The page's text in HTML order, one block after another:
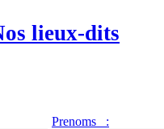
lieux-dits
Prenoms :